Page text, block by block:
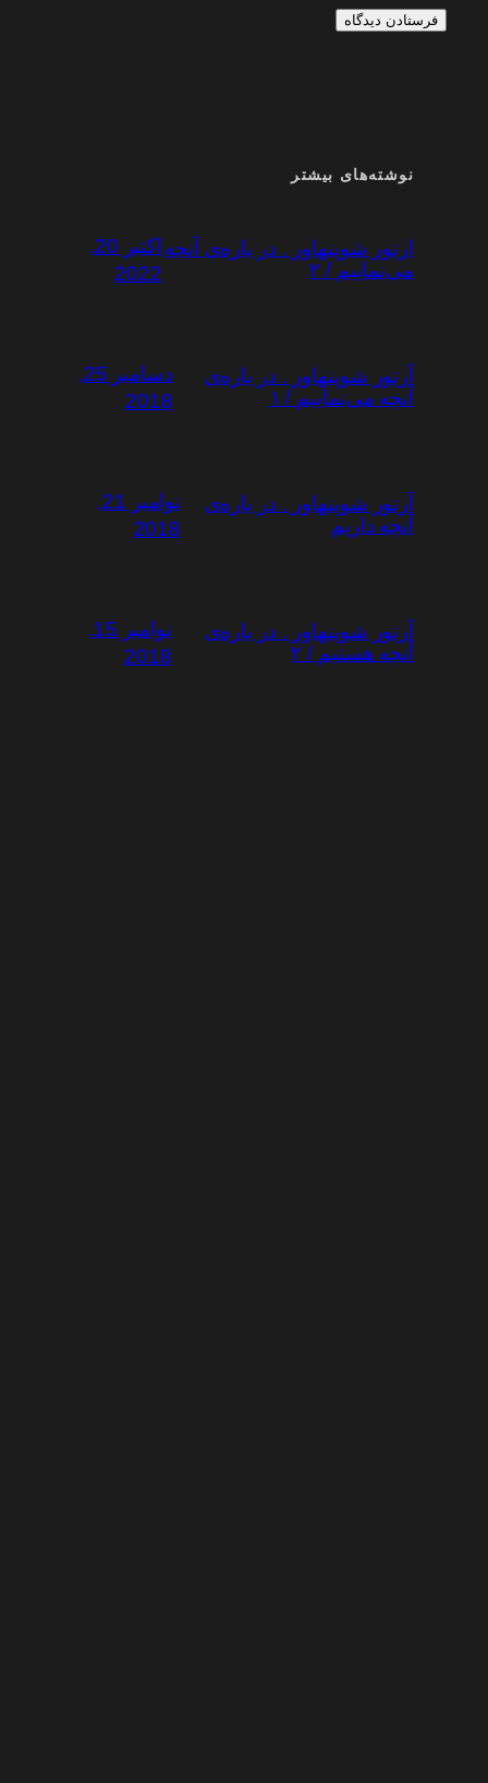
نوشته‌های بیشتر
ارتور شوپنهاور . در باره‌ی آنچه
می‌نماییم / ۲
اکتبر 20,
2022
آرتور شوپنهاور . در باره‌ی
آنچه می‌نماییم / ۱
دسامبر 25,
2018
آرتور شوپنهاور . در باره‌ی
آنچه داریم
نوامبر 21,
2018
آرتور شوپنهاور . در باره‌ی
آنچه هستیم / ۲
نوامبر 15,
2018